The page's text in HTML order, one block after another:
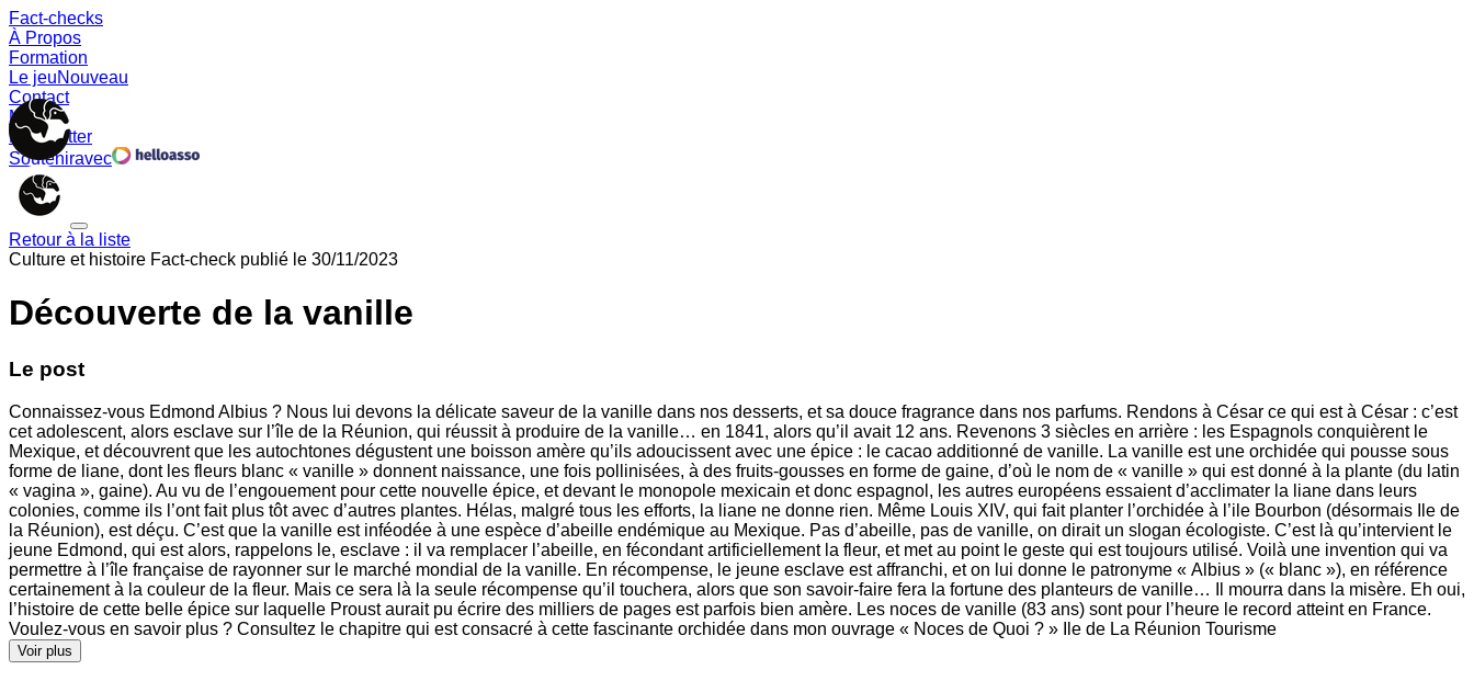
Fact-checks
À Propos
Formation
Le jeuNouveau
Contact
Memes
Newsletter
Souteniravec
Retour à la liste
Culture et histoire Fact-check publié le 30/11/2023
Découverte de la vanille
Le post
Connaissez-vous Edmond Albius ? Nous lui devons la délicate saveur de la vanille dans nos desserts, et sa douce fragrance dans nos parfums. Rendons à César ce qui est à César : c’est
cet adolescent, alors esclave sur l’île de la Réunion, qui réussit à produire de la vanille… en 1841, alors qu’il avait 12 ans. Revenons 3 siècles en arrière : les Espagnols conquièrent le
Mexique, et découvrent que les autochtones dégustent une boisson amère qu’ils adoucissent avec une épice : le cacao additionné de vanille. La vanille est une orchidée qui pousse sous
forme de liane, dont les fleurs blanc « vanille » donnent naissance, une fois pollinisées, à des fruits-gousses en forme de gaine, d’où le nom de « vanille » qui est donné à la plante (du latin
« vagina », gaine). Au vu de l’engouement pour cette nouvelle épice, et devant le monopole mexicain et donc espagnol, les autres européens essaient d’acclimater la liane dans leurs
colonies, comme ils l’ont fait plus tôt avec d’autres plantes. Hélas, malgré tous les efforts, la liane ne donne rien. Même Louis XIV, qui fait planter l’orchidée à l’ile Bourbon (désormais Ile de
la Réunion), est déçu. C’est que la vanille est inféodée à une espèce d’abeille endémique au Mexique. Pas d’abeille, pas de vanille, on dirait un slogan écologiste. C’est là qu’intervient le
jeune Edmond, qui est alors, rappelons le, esclave : il va remplacer l’abeille, en fécondant artificiellement la fleur, et met au point le geste qui est toujours utilisé. Voilà une invention qui va
permettre à l’île française de rayonner sur le marché mondial de la vanille. En récompense, le jeune esclave est affranchi, et on lui donne le patronyme « Albius » (« blanc »), en référence
certainement à la couleur de la fleur. Mais ce sera là la seule récompense qu’il touchera, alors que son savoir-faire fera la fortune des planteurs de vanille… Il mourra dans la misère. Eh oui,
l’histoire de cette belle épice sur laquelle Proust aurait pu écrire des milliers de pages est parfois bien amère. Les noces de vanille (83 ans) sont pour l’heure le record atteint en France.
Voulez-vous en savoir plus ? Consultez le chapitre qui est consacré à cette fascinante orchidée dans mon ouvrage « Noces de Quoi ? » Ile de La Réunion Tourisme
Voir plus